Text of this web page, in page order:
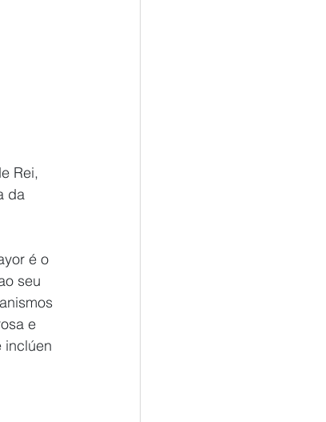
Rei,
da
é o
seu
e
inclúen